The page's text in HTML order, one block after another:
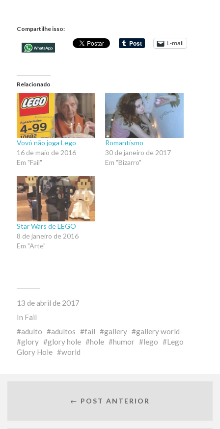
Compartilhe isso:
E-mail
Relacionado
Vovó não joga Lego
16 de maio de 2016
Em "Fail"
Romantismo
30 de janeiro de 2017
Em "Bizarro"
Star Wars de LEGO
8 de janeiro de 2016
Em "Arte"
13 de abril de 2017
In Fail
adulto
adultos fail gallery
gallery world
glory
glory hole hole humor lego
Lego
Glory Hole
world
← POST ANTERIOR